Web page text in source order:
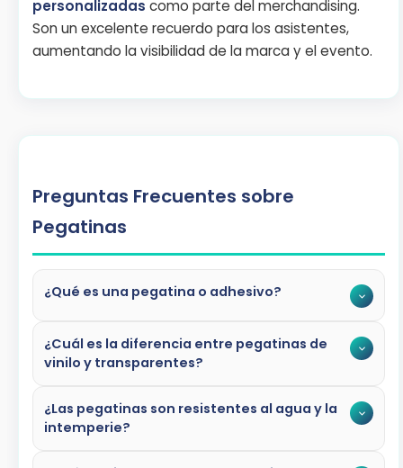
personalizadas como parte del merchandising.
Son un excelente recuerdo para los asistentes,
aumentando la visibilidad de la marca y el evento.
Preguntas Frecuentes sobre
Pegatinas
¿Qué es una pegatina o adhesivo?
Al adhesivo se le conoce como una substancia
que mantiene dos cuerpos unidos. Más
coloquialmente, una
pegatina
es un adhesivo
al que puedes darle infinidad de usos. Nuestros
¿Cuál es la diferencia entre pegatinas de
vinilo y transparentes?
Laspegatinas de vinilotienen un fondo opaco
(blanco o del color que elijas) que cubre
¿Las pegatinas son resistentes al agua y la
intemperie?